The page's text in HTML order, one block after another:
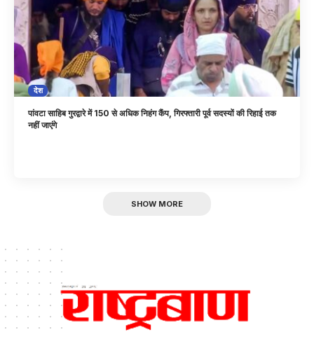
देश
पांवटा साहिब गुरद्वारे में 150 से अधिक निहंग कैंप, गिरफ्तारी पूर्व सदस्यों की रिहाई तक
नहीं जाएंगे
SHOW MORE